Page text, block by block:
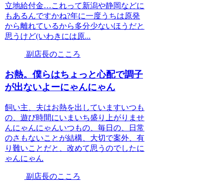
立地給付金…これって新潟や静岡などに
もあるんですかね?年に一度うちは原発
から離れているから多分少ないほうだと
思うけど(いわきには原...
副店長のこころ
お熱。僕らはちょっと心配で調子
が出ないよーにゃんにゃん
飼い主、夫はお熱を出していますいつも
の、遊び時間にいまいち盛り上がりませ
んにゃんにゃんいつもの、毎日の、日常
のさもないことが結構、大切で案外、有
り難いことだと、改めて思うのでしたに
ゃんにゃん
副店長のこころ